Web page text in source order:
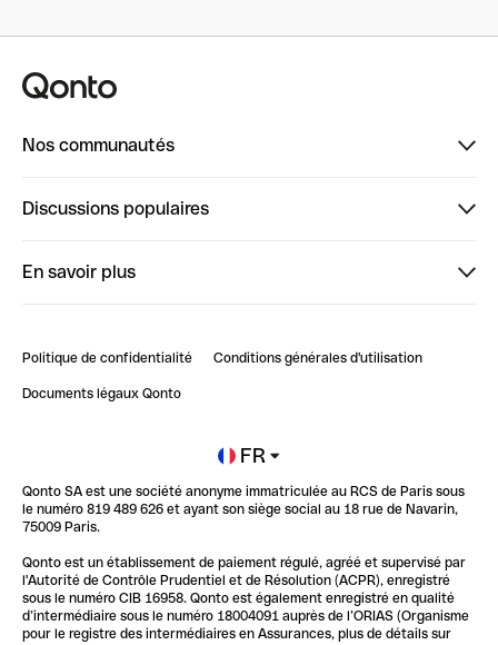
Nos communautés
ClubQonto
Discussions populaires
Impact de l'IA sur les carrières/productivité
En savoir plus
Blog
Newsroom
Glossaire finance
Politique de confidentialité Conditions générales d'utilisation
Documents légaux Qonto
FR
Qonto SA est une société anonyme immatriculée au RCS de Paris sous
le numéro 819 489 626 et ayant son siège social au 18 rue de Navarin,
75009 Paris.
Qonto est un établissement de paiement régulé, agréé et supervisé par
l'Autorité de Contrôle Prudentiel et de Résolution (ACPR), enregistré
sous le numéro CIB 16958. Qonto est également enregistré en qualité
d’intermédiaire sous le numéro 18004091 auprès de l’ORIAS (Organisme
pour le registre des intermédiaires en Assurances, plus de détails sur